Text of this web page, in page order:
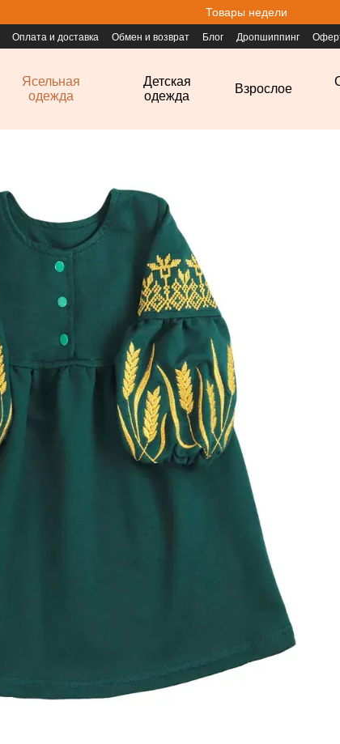
Товары недели
Оплата и доставка Обмен и возврат Блог Дропшиппинг
Ясельная
одежда
Детская
одежда
Взрослое